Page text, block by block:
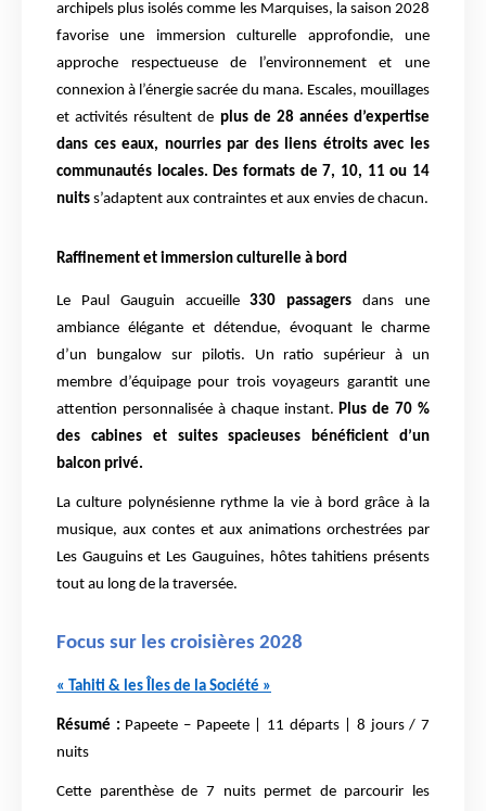
archipels plus isolés comme les Marquises, la saison 2028
favorise une immersion culturelle approfondie, une
approche respectueuse de l’environnement et une
connexion à l’énergie sacrée du mana. Escales, mouillages
et activités résultent de plus de 28 années d’expertise
dans ces eaux, nourries par des liens étroits avec les
communautés locales. Des formats de 7, 10, 11 ou 14
nuits s’adaptent aux contraintes et aux envies de chacun.
Raffinement et immersion culturelle à bord
Le Paul Gauguin accueille330 passagers dans une
ambiance élégante et détendue, évoquant le charme
d’un bungalow sur pilotis. Un ratio supérieur à un
membre d’équipage pour trois voyageurs garantit une
attention personnalisée à chaque instant.Plus de 70 %
des cabines et suites spacieuses bénéficient d’un
balcon privé.
La culture polynésienne rythme la vie à bord grâce à la
musique, aux contes et aux animations orchestrées par
Les Gauguins et Les Gauguines, hôtes tahitiens présents
tout au long de la traversée.
Focus sur les croisières 2028
« Tahiti & les Îles de la Société »
Résumé : Papeete – Papeete | 11 départs | 8 jours / 7
nuits
Cette parenthèse de 7 nuits permet de parcourir les